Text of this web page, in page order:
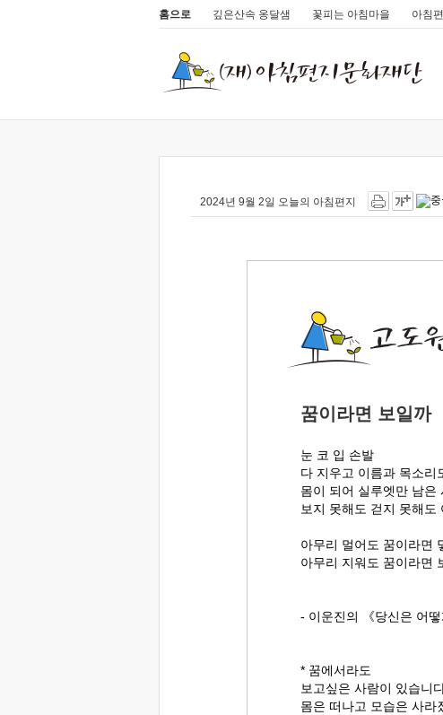
홈으로 깊은산속 옹달샘 꽃피는 아침마을 아침
2024년 9월 2일 오늘의 아침편지
꿈이라면 보일까
눈 코 입 손발
다 지우고 이름과 목소리
몸이 되어 실루엣만 남은
보지 못해도 걷지 못해도
아무리 멀어도 꿈이라면
아무리 지워도 꿈이라면
- 이운진의 《당신은 어
* 꿈에서라도
보고싶은 사람이 있습니
몸은 떠나고 모습은 사라